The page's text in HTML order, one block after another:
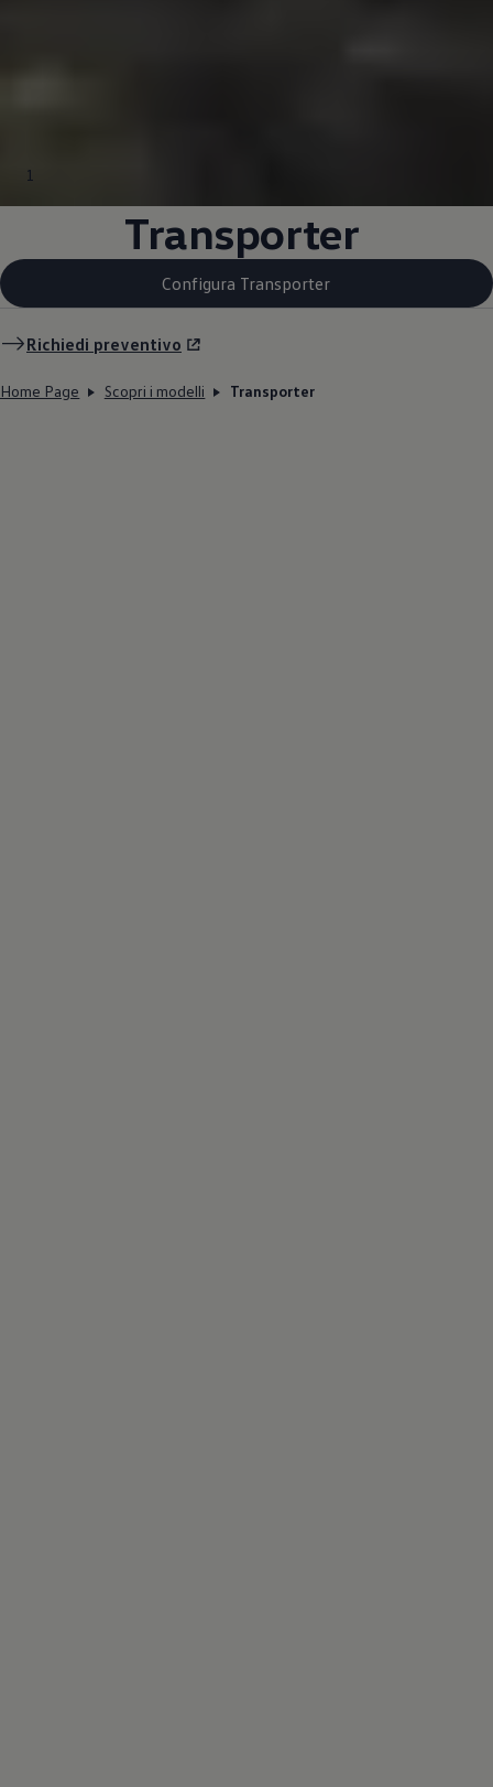
1
Transporter
Configura Transporter
Richiedi preventivo
Home Page Scopri i modelli Transporter